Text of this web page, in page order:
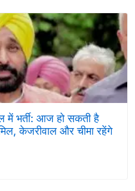
में भर्ती: आज हो सकती है
केजरीवाल और चीमा रहेंगे